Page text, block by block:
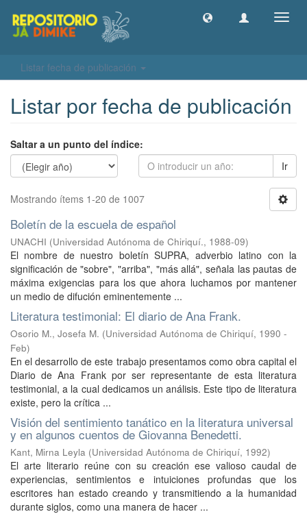
Listar fecha de publicación
Listar por fecha de publicación
Saltar a un punto del índice:
Ir
Mostrando ítems 1-20 de 1007
Boletín de la escuela de español
UNACHI (Universidad Autónoma de Chiriquí., 1988-09)
El nombre de nuestro boletín SUPRA, adverbio latino con la
significación de "sobre", "arriba", "más allá", señala las pautas de
máxima exigencias para los que ahora luchamos por mantener
un medio de difución eminentemente ...
Literatura testimonial: El diario de Ana Frank.
Osorio M., Josefa M. (Universidad Autónoma de Chiriquí, 1990 -
Feb)
En el desarrollo de este trabajo presentamos como obra capital el
Diario de Ana Frank por ser representante de esta literatura
testimonial, a la cual dedicamos un análisis. Este tipo de literatura
existe, pero la crítica ...
Visión del sentimiento tanático en la literatura universal
y en algunos cuentos de Giovanna Benedetti.
Kant, Mirna Leyla (Universidad Autónoma de Chiriquí, 1992)
El arte literario reúne con su creación ese valioso caudal de
experiencias, sentimientos e intuiciones profundas que los
escritores han estado creando y transmitiendo a la humanidad
durante siglos, como una manera de hacer ...